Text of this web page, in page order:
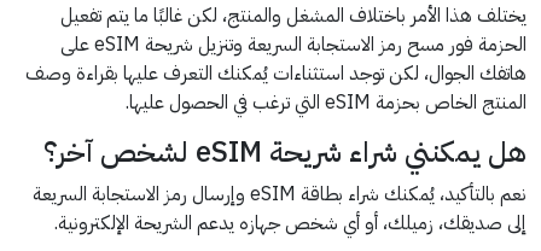
يختلف هذا الأمر باختلاف المشغل والمنتج، لكن غالبًا ما يتم تفعيل
الحزمة فور مسح رمز الاستجابة السريعة وتنزيل شريحة eSIM على
هاتفك الجوال، لكن توجد استثناءات يُمكنك التعرف عليها بقراءة وصف
المنتج الخاص بحزمة eSIM التي ترغب في الحصول عليها.
هل يمكنني شراء شريحة eSIM لشخص آخر؟
نعم بالتأكيد، يُمكنك شراء بطاقة eSIM وإرسال رمز الاستجابة السريعة
إلى صديقك، زميلك، أو أي شخص جهازه يدعم الشريحة الإلكترونية.